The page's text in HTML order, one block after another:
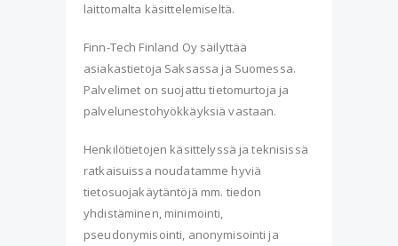
laittomalta käsittelemiseltä.
Finn-Tech Finland Oy säilyttää
asiakastietoja Saksassa ja Suomessa.
Palvelimet on suojattu tietomurtoja ja
palvelunestohyökkäyksiä vastaan.
Henkilötietojen käsittelyssä ja teknisissä
ratkaisuissa noudatamme hyviä
tietosuojakäytäntöjä mm. tiedon
yhdistäminen, minimointi,
pseudonymisointi, anonymisointi ja